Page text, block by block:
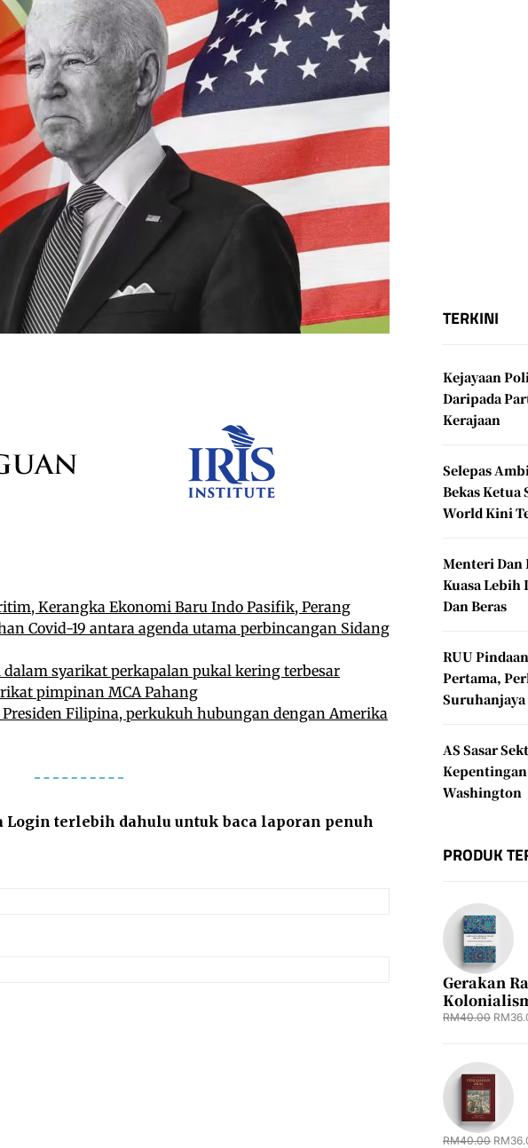
Kerangka Ekonomi Baru Indo Pasifik, Perang
Covid-19 antara agenda utama perbincangan Sidang
syarikat perkapalan pukal kering terbesar
pimpinan MCA Pahang
Filipina, perkukuh hubungan dengan Amerika
terlebih dahulu untuk baca laporan penuh
TERKINI
Kejayaan
Daripada
Kerajaan
Selepas
Bekas Ketua
World Kini
Menteri Dan
Kuasa Lebih
Dan Beras
RUU
Pertama,
Suruhanjaya
AS Sasar
Washington
PRODUK
Gerakan
RM40.00 RM
RM40.00 RM